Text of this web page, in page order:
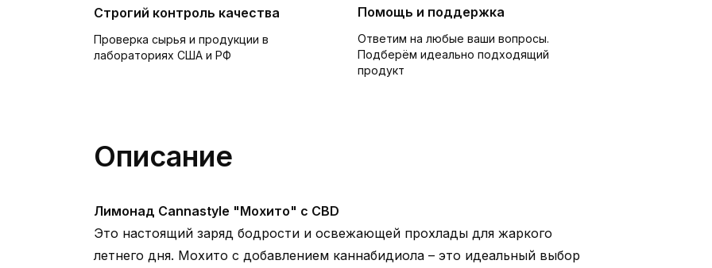
Строгий контроль качества
Проверка сырья и продукции в
лабораториях США и РФ
Помощь и поддержка
Ответим на любые ваши вопросы.
Подберём идеально подходящий
продукт
Описание
Лимонад Cannastyle "Мохито" с CBD
Это настоящий заряд бодрости и освежающей прохлады для жаркого
летнего дня. Мохито с добавлением каннабидиола – это идеальный выбор